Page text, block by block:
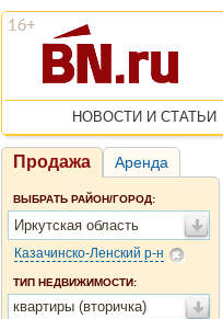
НОВОСТИ И СТАТЬИ
Продажа Аренда
ВЫБРАТЬ РАЙОН/ГОРОД:
Иркутская область
Казачинско-Ленский р-н
ТИП НЕДВИЖИМОСТИ:
квартиры (вторичка)